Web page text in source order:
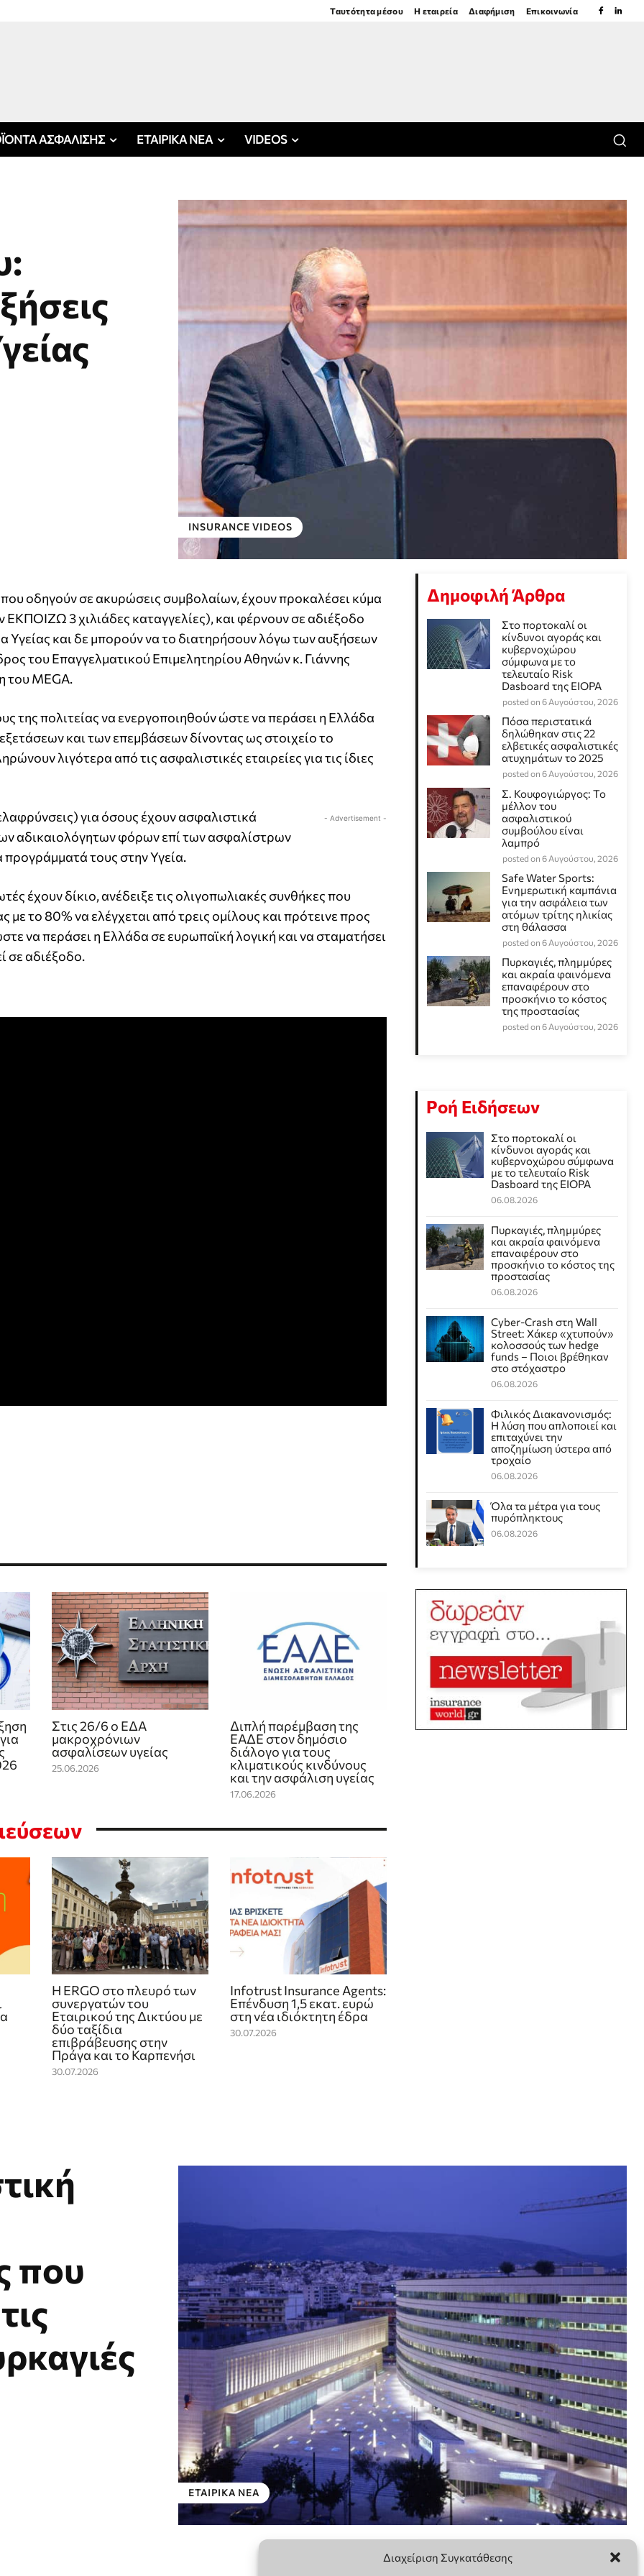
Διαχείριση Συγκατάθεσης
Ταυτότητα μέσου Η εταιρεία Διαφήμιση Επικοινωνία
ΑΣΦΑΛΙΣΗΣ ΕΤΑΙΡΙΚΑ ΝΕΑ VIDEOS
INSURANCE VIDEOS
οδηγούν σε ακυρώσεις συμβολαίων, έχουν προκαλέσει κύμα
3 χιλιάδες καταγγελίες), και φέρνουν σε αδιέξοδο
Υγείας και δε μπορούν να το διατηρήσουν λόγω των αυξήσεων
του Επαγγελματικού Επιμελητηρίου Αθηνών κ. Γιάννης
του MEGA.
της πολιτείας να ενεργοποιηθούν ώστε να περάσει η Ελλάδα
και των επεμβάσεων δίνοντας ως στοιχείο το
λιγότερα από τις ασφαλιστικές εταιρείες για τις ίδιες
- Advertisement -
για όσους έχουν ασφαλιστικά
αδικαιολόγητων φόρων επί των ασφαλίστρων
προγράμματά τους στην Υγεία.
έχουν δίκιο, ανέδειξε τις ολιγοπωλιακές συνθήκες που
με το 80% να ελέγχεται από τρεις ομίλους και πρότεινε προς
να περάσει η Ελλάδα σε ευρωπαϊκή λογική και να σταματήσει
σε αδιέξοδο.
Στις 26/6 ο ΕΔΑ
μακροχρόνιων
ασφαλίσεων υγείας
25.06.2026
Διπλή παρέμβαση της
ΕΑΔΕ στον δημόσιο
διάλογο για τους
κλιματικούς κινδύνους
και την ασφάλιση υγείας
17.06.2026
Η ERGO στο πλευρό των
συνεργατών του
Εταιρικού της Δικτύου με
δύο ταξίδια
επιβράβευσης στην
Πράγα και το Καρπενήσι
30.07.2026
Infotrust Insurance Agents:
Επένδυση 1,5 εκατ. ευρώ
στη νέα ιδιόκτητη έδρα
30.07.2026
Δημοφιλή Άρθρα
Στο πορτοκαλί οι
κίνδυνοι αγοράς και
κυβερνοχώρου
σύμφωνα με το
τελευταίο Risk
Dasboard της EIOPA
posted on 6 Αυγούστου, 2026
Πόσα περιστατικά
δηλώθηκαν στις 22
ελβετικές ασφαλιστικές
ατυχημάτων το 2025
posted on 6 Αυγούστου, 2026
Σ. Κουφογιώργος: To
μέλλον του
ασφαλιστικού
συμβούλου είναι
λαμπρό
posted on 6 Αυγούστου, 2026
Safe Water Sports:
Eνημερωτική καμπάνια
για την ασφάλεια των
ατόμων τρίτης ηλικίας
στη θάλασσα
posted on 6 Αυγούστου, 2026
Πυρκαγιές, πλημμύρες
και ακραία φαινόμενα
επαναφέρουν στο
προσκήνιο το κόστος
της προστασίας
posted on 6 Αυγούστου, 2026
Ροή Ειδήσεων
Στο πορτοκαλί οι
κίνδυνοι αγοράς και
κυβερνοχώρου σύμφωνα
με το τελευταίο Risk
Dasboard της EIOPA
06.08.2026
Πυρκαγιές, πλημμύρες
και ακραία φαινόμενα
επαναφέρουν στο
προσκήνιο το κόστος της
προστασίας
06.08.2026
Cyber-Crash στη Wall
Street: Χάκερ «χτυπούν»
κολοσσούς των hedge
funds – Ποιοι βρέθηκαν
στο στόχαστρο
06.08.2026
Φιλικός Διακανονισμός:
Η λύση που απλοποιεί και
επιταχύνει την
αποζημίωση ύστερα από
τροχαίο
06.08.2026
Όλα τα μέτρα για τους
πυρόπληκτους
06.08.2026